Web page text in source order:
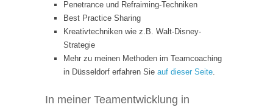
Penetrance und Refraiming-Techniken
Best Practice Sharing
Kreativtechniken wie z.B. Walt-Disney-
Strategie
Mehr zu meinen Methoden im Teamcoaching
in Düsseldorf erfahren Sie auf dieser Seite.
In meiner Teamentwicklung in